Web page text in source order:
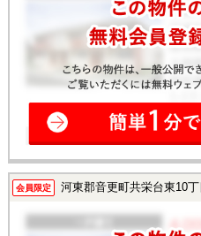
会員限定 河東郡音更町共栄台東10